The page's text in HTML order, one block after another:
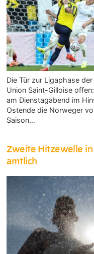
Die Tür zur Ligaphase
Union Saint-Gilloise
am Dienstagabend im
Ostende die Norweger
Saison…
Zweite Hitzewelle
amtlich